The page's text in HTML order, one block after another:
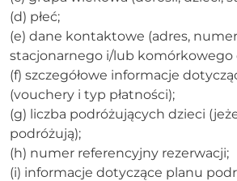
(d) płeć;
(e) dane kontaktowe (adres,
stacjonarnego i/lub komórkowego
(f) szczegółowe informacje
(vouchery i typ płatności);
(g) liczba podróżujących dzieci
podróżują);
(h) numer referencyjny rezerwacji;
(i) informacje dotyczące planu